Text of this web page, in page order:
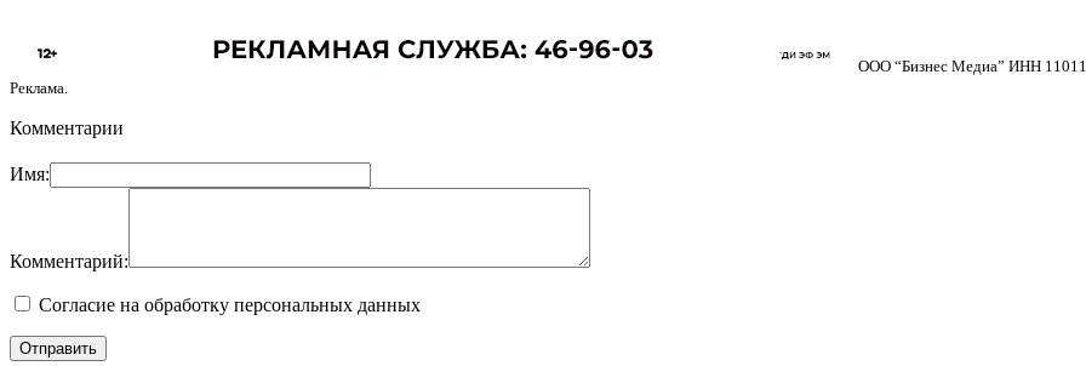
ООО “Бизнес Медиа” ИНН
Реклама.
Комментарии
Имя:
Комментарий:
Согласие на обработку персональных данных